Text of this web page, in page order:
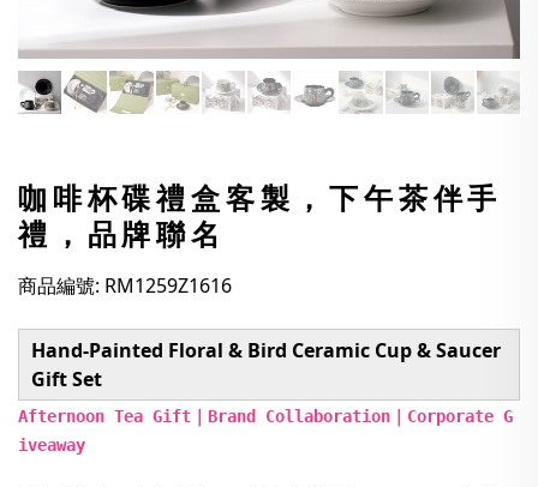
咖啡杯碟禮盒客製，下午茶伴手
禮，品牌聯名
商品編號: RM1259Z1616
Hand-Painted Floral & Bird Ceramic Cup & Saucer
Gift Set
Afternoon Tea Gift｜Brand Collaboration｜Corporate G
iveaway